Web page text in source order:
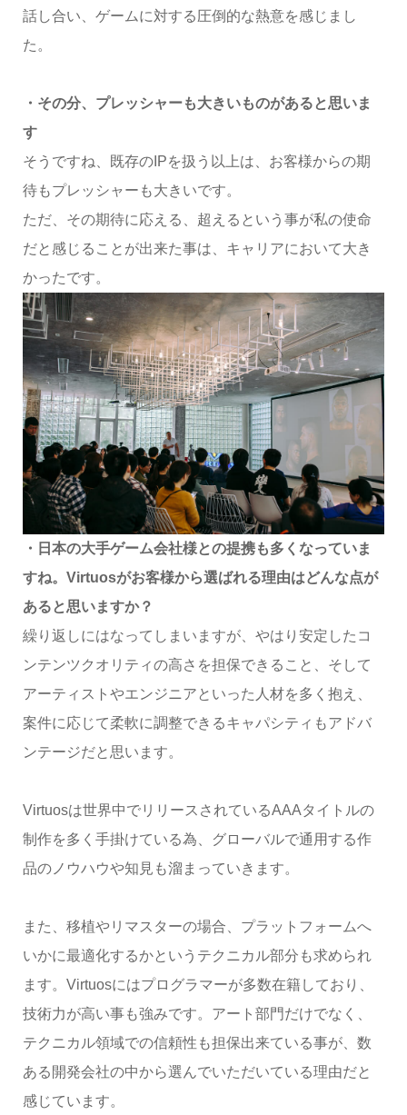
話し合い、ゲームに対する圧倒的な熱意を感じまし
た。
・その分、プレッシャーも大きいものがあると思いま
す
そうですね、既存のIPを扱う以上は、お客様からの期
待もプレッシャーも大きいです。
ただ、その期待に応える、超えるという事が私の使命
だと感じることが出来た事は、キャリアにおいて大き
かったです。
・日本の大手ゲーム会社様との提携も多くなっていま
すね。Virtuosがお客様から選ばれる理由はどんな点が
あると思いますか？
繰り返しにはなってしまいますが、やはり安定したコ
ンテンツクオリティの高さを担保できること、そして
アーティストやエンジニアといった人材を多く抱え、
案件に応じて柔軟に調整できるキャパシティもアドバ
ンテージだと思います。
Virtuosは世界中でリリースされているAAAタイトルの
制作を多く手掛けている為、グローバルで通用する作
品のノウハウや知見も溜まっていきます。
また、移植やリマスターの場合、プラットフォームへ
いかに最適化するかというテクニカル部分も求められ
ます。Virtuosにはプログラマーが多数在籍しており、
技術力が高い事も強みです。アート部門だけでなく、
テクニカル領域での信頼性も担保出来ている事が、数
ある開発会社の中から選んでいただいている理由だと
感じています。